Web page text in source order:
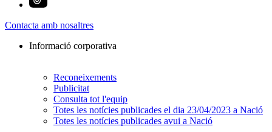
Contacta amb nosaltres
Informació corporativa
Reconeixements
Publicitat
Consulta tot l'equip
Totes les notícies publicades el dia 23/04/2023 a Nació
Totes les notícies publicades avui a Nació